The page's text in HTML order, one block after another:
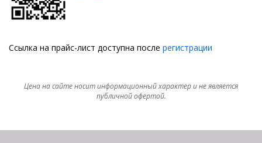
Ссылка на прайс-лист доступна после регистрации
Цена на сайте носит информационный характер и не является
публичной офертой.